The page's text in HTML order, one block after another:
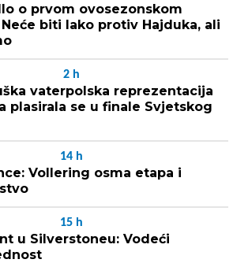
o prvom ovosezonskom
biti lako protiv Hajduka, ali
2 h
vaterpolska reprezentacija
plasirala se u finale Svjetskog
14 h
Vollering osma etapa i
15 h
u Silverstoneu: Vodeći